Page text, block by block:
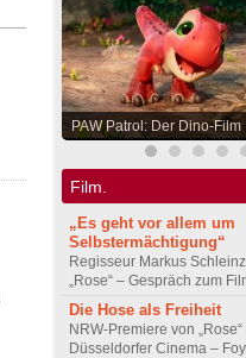
PAW Patrol: Der Dino-Film
Film.
„Es geht vor allem um
Selbstermächtigung“
Regisseur Markus
„Rose“ – Gespräch zum
Die Hose als Freiheit
NRW-Premiere von „Rose“
Düsseldorfer Cinema –